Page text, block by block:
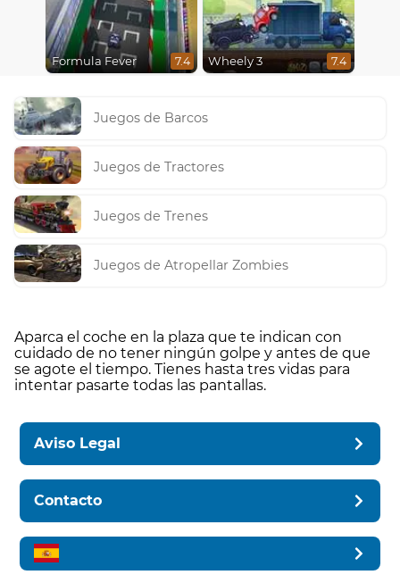
Formula Fever 7.4 Wheely 3 7.4
Juegos de Barcos
Juegos de Tractores
Juegos de Trenes
Juegos de Atropellar Zombies
Aparca el coche en la plaza que te indican con
cuidado de no tener ningún golpe y antes de que
se agote el tiempo. Tienes hasta tres vidas para
intentar pasarte todas las pantallas.
Aviso Legal
Contacto